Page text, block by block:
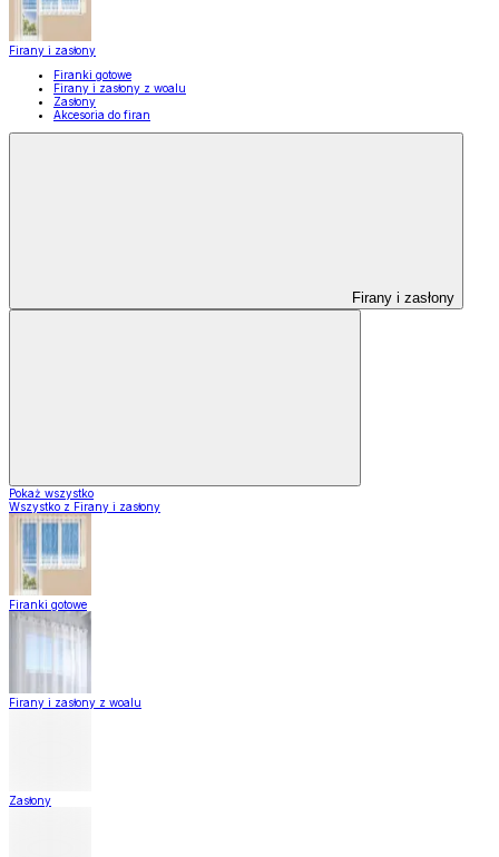
Firany i zasłony
Firanki gotowe
Firany i zasłony z woalu
Zasłony
Akcesoria do firan
Firany i zasłony
Pokaż wszystko
Wszystko z Firany i zasłony
Firanki gotowe
Firany i zasłony z woalu
Zasłony